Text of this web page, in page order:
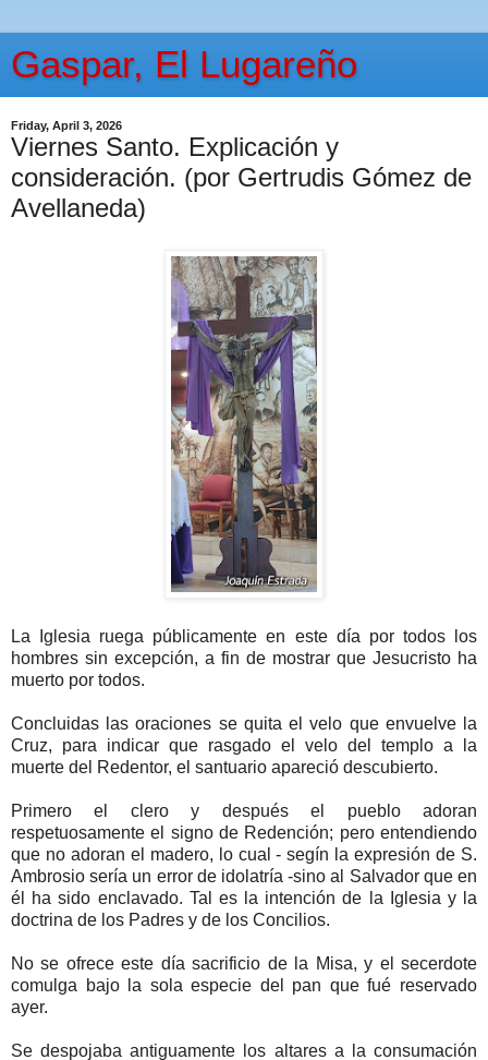
Gaspar, El Lugareño
Friday, April 3, 2026
Viernes Santo. Explicación y
consideración. (por Gertrudis Gómez de
Avellaneda)
La Iglesia ruega públicamente en este día por todos los
hombres sin excepción, a fin de mostrar que Jesucristo ha
muerto por todos.
Concluidas las oraciones se quita el velo que envuelve la
Cruz, para indicar que rasgado el velo del templo a la
muerte del Redentor, el santuario apareció descubierto.
Primero el clero y después el pueblo adoran
respetuosamente el signo de Redención; pero entendiendo
que no adoran el madero, lo cual - segín la expresión de S.
Ambrosio sería un error de idolatría -sino al Salvador que en
él ha sido enclavado. Tal es la intención de la Iglesia y la
doctrina de los Padres y de los Concilios.
No se ofrece este día sacrificio de la Misa, y el secerdote
comulga bajo la sola especie del pan que fué reservado
ayer.
Se despojaba antiguamente los altares a la consumación